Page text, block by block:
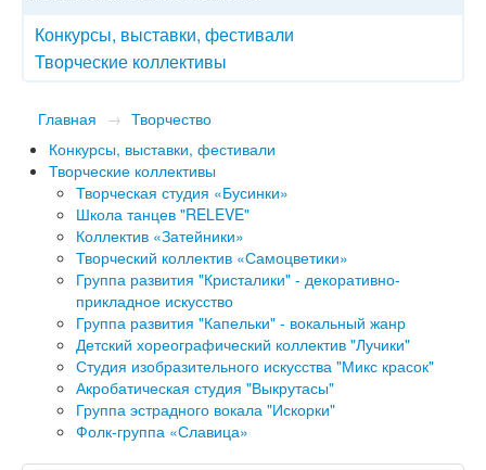
Конкурсы, выставки, фестивали
Творческие коллективы
Главная → Творчество
Конкурсы, выставки, фестивали
Творческие коллективы
Творческая студия «Бусинки»
Школа танцев "RELEVE"
Коллектив «Затейники»
Творческий коллектив «Самоцветики»
Группа развития "Кристалики" - декоративно-
прикладное искусство
Группа развития "Капельки" - вокальный жанр
Детский хореографический коллектив "Лучики"
Студия изобразительного искусства "Микс красок"
Акробатическая студия "Выкрутасы"
Группа эстрадного вокала "Искорки"
Фолк-группа «Славица»